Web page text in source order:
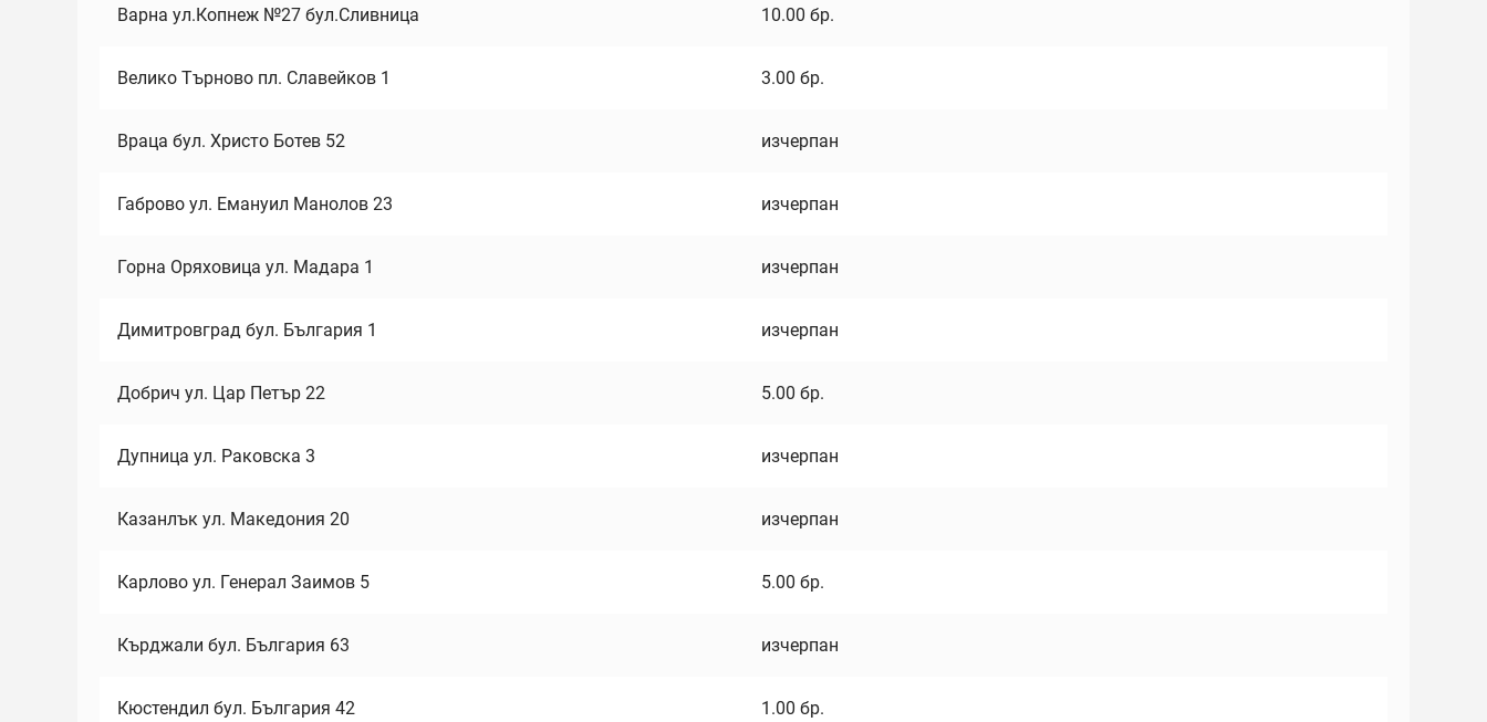
Варна ул.Копнеж №27 бул.Сливница 10.00 бр.
Велико Търново пл. Славейков 1 3.00 бр.
Враца бул. Христо Ботев 52 изчерпан
Габрово ул. Емануил Манолов 23 изчерпан
Горна Оряховица ул. Мадара 1 изчерпан
Димитровград бул. България 1 изчерпан
Добрич ул. Цар Петър 22 5.00 бр.
Дупница ул. Раковска 3 изчерпан
Казанлък ул. Македония 20 изчерпан
Карлово ул. Генерал Заимов 5 5.00 бр.
Кърджали бул. България 63 изчерпан
Кюстендил бул. България 42 1.00 бр.